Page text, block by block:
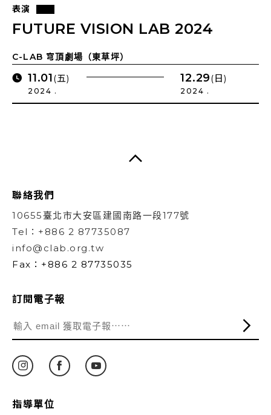
表演
FUTURE VISION LAB 2024
C-LAB 穹頂劇場（東草坪）
11.01(五)
2024 .
12.29(日)
2024 .
聯絡我們
10655臺北市大安區建國南路一段177號
Tel：+886 2 87735087
info@clab.org.tw
Fax：+886 2 87735035
訂閱電子報
指導單位